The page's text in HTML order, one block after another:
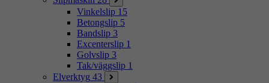
Vinkelslip 15
Betongslip 5
Bandslip 3
Excenterslip 1
Golvslip 3
Tak/väggslip 1
Elverktyg 43